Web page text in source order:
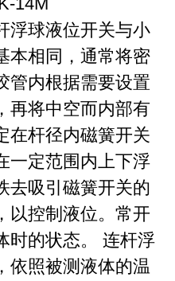
浮球液位开关与小
本相同，通常将密
管内根据需要设置
再将中空而内部有
在杆径内磁簧开关
一定范围内上下浮
去吸引磁簧开关的
以控制液位。常开
时的状态。 连杆浮
依照被测液体的温